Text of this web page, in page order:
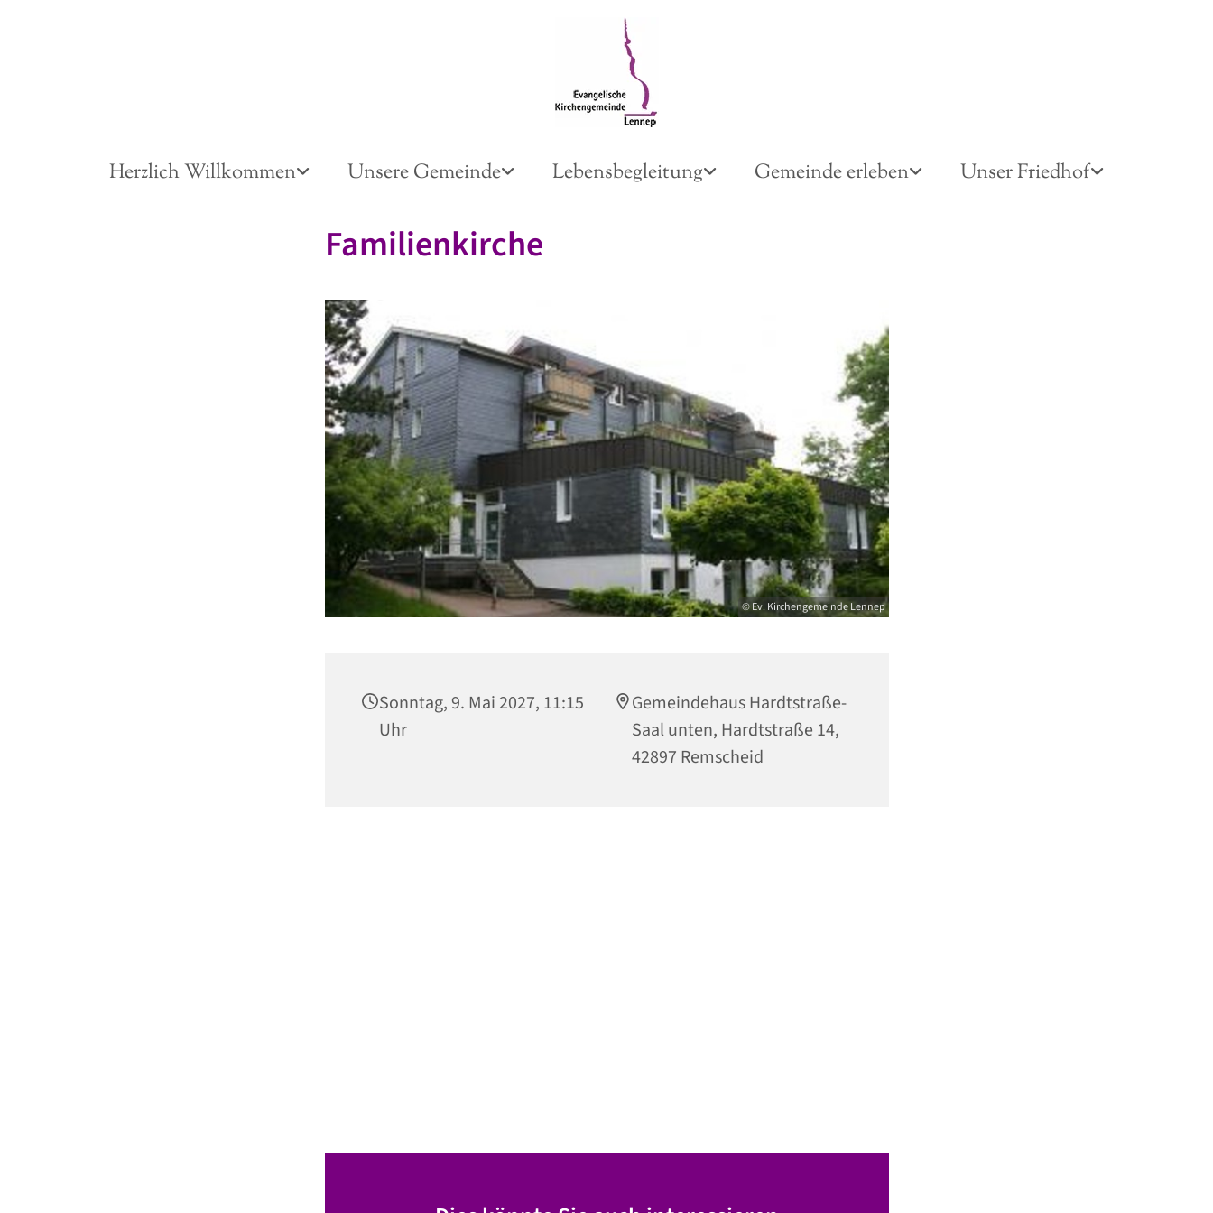
Herzlich Willkommen Unsere Gemeinde Lebensbegleitung Gemeinde erleben Unser Friedhof
Familienkirche
© Ev. Kirchengemeinde Lennep
Sonntag, 9. Mai 2027, 11:15
Uhr
Gemeindehaus Hardtstraße-
Saal unten, Hardtstraße 14,
42897 Remscheid